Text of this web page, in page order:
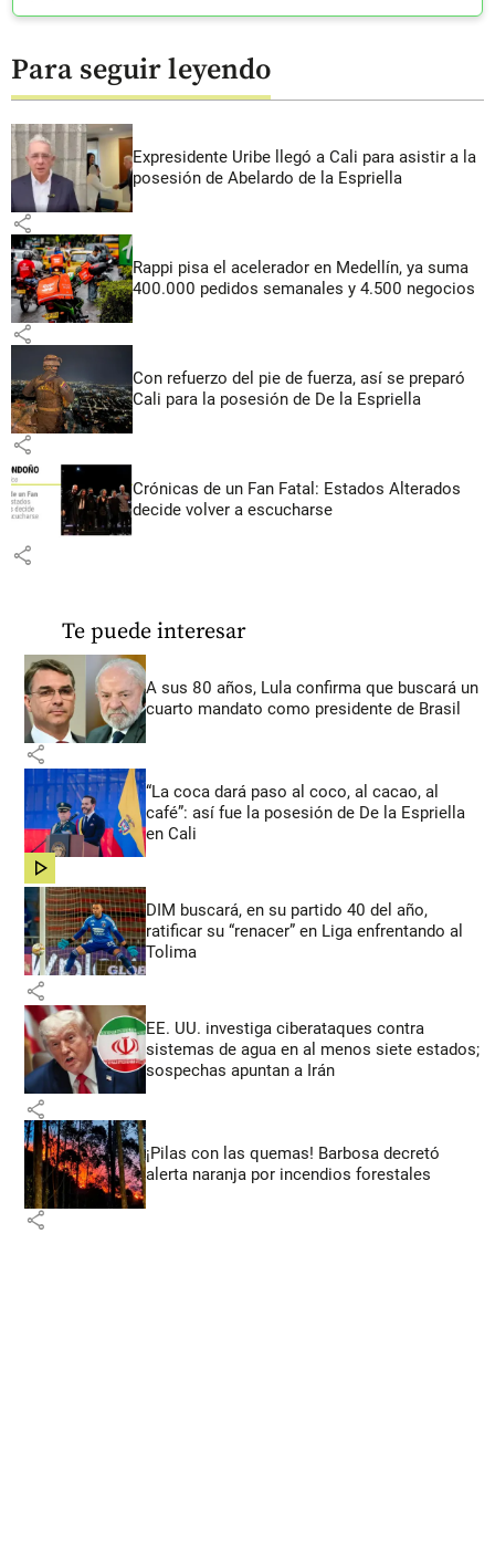
Para seguir leyendo
Expresidente Uribe llegó a Cali para asistir a la
posesión de Abelardo de la Espriella
share
Rappi pisa el acelerador en Medellín, ya suma
400.000 pedidos semanales y 4.500 negocios
share
Con refuerzo del pie de fuerza, así se preparó
Cali para la posesión de De la Espriella
share
Crónicas de un Fan Fatal: Estados Alterados
decide volver a escucharse
share
Te puede interesar
A sus 80 años, Lula confirma que buscará un
cuarto mandato como presidente de Brasil
share
“La coca dará paso al coco, al cacao, al
café”: así fue la posesión de De la Espriella
en Cali
share
DIM buscará, en su partido 40 del año,
ratificar su “renacer” en Liga enfrentando al
Tolima
share
EE. UU. investiga ciberataques contra
sistemas de agua en al menos siete estados;
sospechas apuntan a Irán
share
¡Pilas con las quemas! Barbosa decretó
alerta naranja por incendios forestales
share